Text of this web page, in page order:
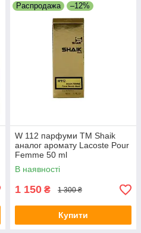
Распродажа –12%
W 112 парфуми ТМ Shaik
аналог аромату Lacoste Pour
Femme 50 ml
В наявності
1 150 ₴ 1 300 ₴
Купити